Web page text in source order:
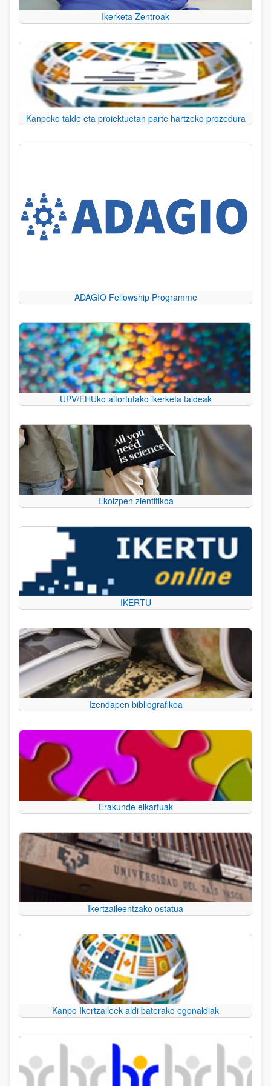
Ikerketa Zentroak
Kanpoko talde eta proiektuetan parte hartzeko prozedura
ADAGIO Fellowship Programme
UPV/EHUko aitortutako ikerketa taldeak
Ekoizpen zientifikoa
IKERTU
Izendapen bibliografikoa
Erakunde elkartuak
Ikertzaileentzako ostatua
Kanpo Ikertzaileek aldi baterako egonaldiak